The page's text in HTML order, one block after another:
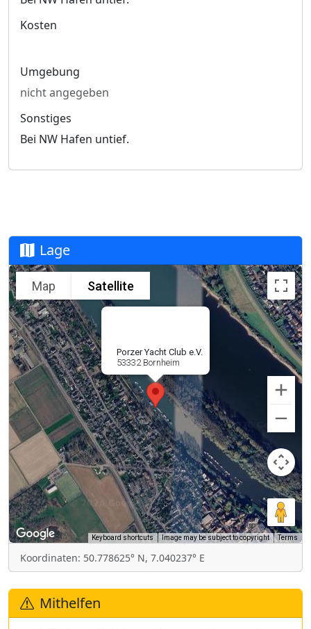
Kosten
Umgebung
nicht angegeben
Sonstiges
Bei NW Hafen untief.
Lage
Porzer Yacht Club e.V.
53332 Bornheim
Map Satellite
Keyboard shortcuts Image may be subject to copyright Terms
Koordinaten: 50.778625° N, 7.040237° E
Mithelfen